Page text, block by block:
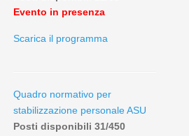
Evento in presenza
Scarica il programma
Quadro normativo per
stabilizzazione personale ASU
Posti disponibili 31/450